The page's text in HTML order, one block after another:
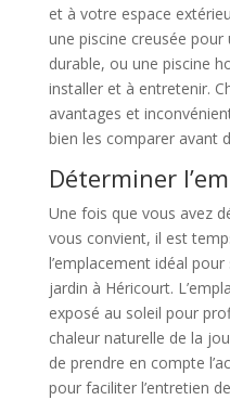
et à votre espace
une piscine creusée
durable, ou une piscine
installer et à entretenir.
avantages et
bien les comparer avant
Déterminer
Une fois que vous avez
vous convient, il est
l’emplacement idéal
jardin à Héricourt.
exposé au soleil pour
chaleur naturelle de la
de prendre en compte
pour faciliter l’entretien